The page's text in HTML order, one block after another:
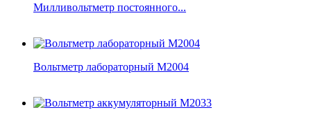
Милливольтметр постоянного...
Вольтметр лабораторный М2004